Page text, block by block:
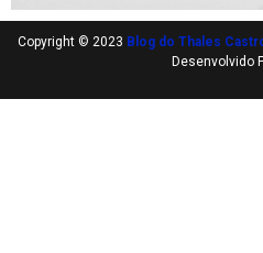
Copyright © 2023 Blog do Thales
Desenvolvido